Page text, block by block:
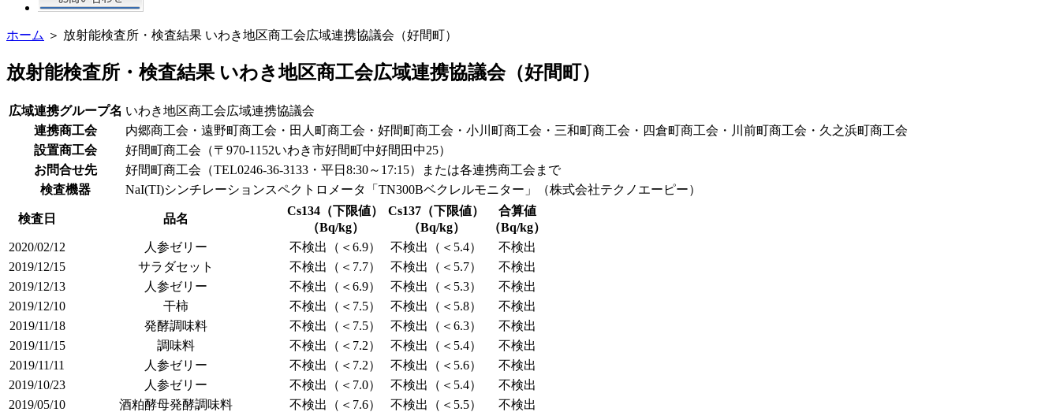
ホーム ＞ 放射能検査所・検査結果 いわき地区商工会広域連携協議会（好間町）
放射能検査所・検査結果 いわき地区商工会広域連携協議会（好間町）
広域連携グループ名 いわき地区商工会広域連携協議会
連携商工会
内郷商工会・遠野町商工会・田人町商工会・好間町商工会・小川町商工会・三和町商工会・四倉町商工会・川前町商工会・久之浜町商工会
設置商工会
好間町商工会（〒970-1152いわき市好間町中好間田中25）
お問合せ先
好間町商工会（TEL0246-36-3133・平日8:30～17:15）または各連携商工会まで
検査機器
NaI(TI)シンチレーションスペクトロメータ「TN300Bベクレルモニター」（株式会社テクノエーピー）
検査日 品名
Cs134（下限値）
（Bq/kg）
Cs137（下限値）
（Bq/kg）
合算値
（Bq/kg）
2020/02/12
人参ゼリー 不検出（＜6.9） 不検出（＜5.4）
不検出
2019/12/15
サラダセット 不検出（＜7.7） 不検出（＜5.7）
不検出
2019/12/13
人参ゼリー 不検出（＜6.9） 不検出（＜5.3）
不検出
2019/12/10
干柿 不検出（＜7.5） 不検出（＜5.8）
不検出
2019/11/18
発酵調味料 不検出（＜7.5） 不検出（＜6.3）
不検出
2019/11/15
調味料 不検出（＜7.2） 不検出（＜5.4）
不検出
2019/11/11
人参ゼリー 不検出（＜7.2） 不検出（＜5.6）
不検出
2019/10/23
人参ゼリー 不検出（＜7.0） 不検出（＜5.4）
不検出
2019/05/10
酒粕酵母発酵調味料 不検出（＜7.6） 不検出（＜5.5）
不検出